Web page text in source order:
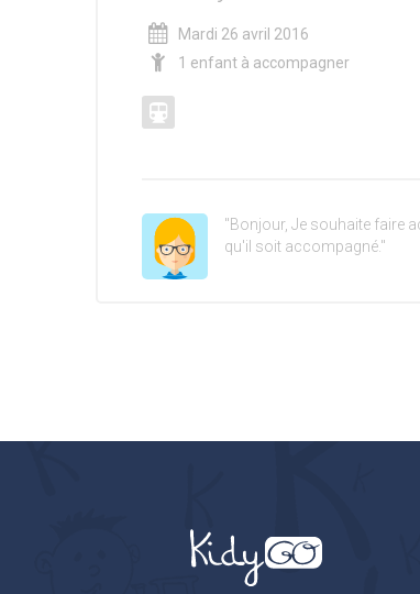
Mardi 26 avril 2016
1 enfant à accompagner
"Bonjour, Je souhaite faire
qu'il soit accompagné."